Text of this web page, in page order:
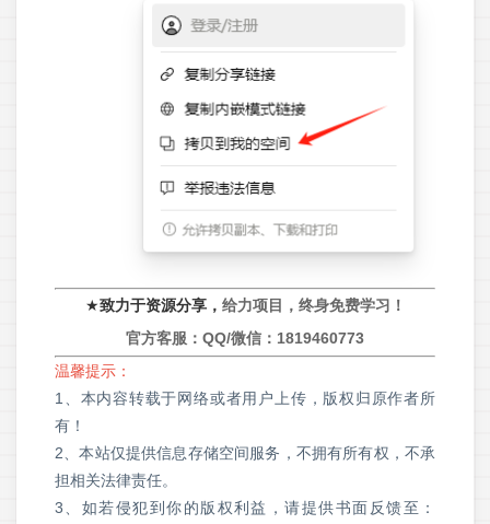
★致力于资源分享， 给力项目，终身免费学习！
官方客服：QQ/微信： 1819460773
温馨提示：
1、本内容转载于网络或者用户上传，版权归原作者所
有！
2、本站仅提供信息存储空间服务，不拥有所有权，不承
担相关法律责任。
3、如若侵犯到你的版权利益，请提供书面反馈至：